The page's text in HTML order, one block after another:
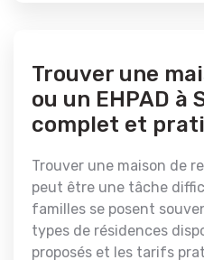
Trouver une
ou un EHPAD à
complet et
Trouver une maison de
peut être une tâche
familles se posent
types de résidences
proposés et les tarifs